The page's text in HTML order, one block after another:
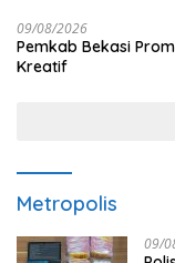
09/08/2026
Pemkab Bekasi
Kreatif
Metropolis
09/